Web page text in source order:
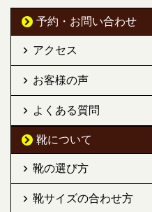
予約・お問い合わせ
アクセス
お客様の声
よくある質問
靴について
靴の選び方
靴サイズの合わせ方